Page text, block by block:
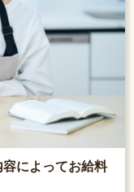
によってお給料